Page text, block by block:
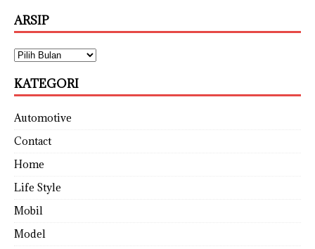
ARSIP
KATEGORI
Automotive
Contact
Home
Life Style
Mobil
Model